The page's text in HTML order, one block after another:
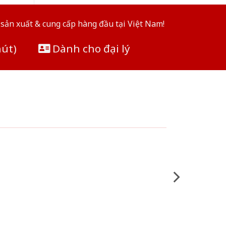
xuất & cung cấp hàng đầu tại Việt Nam!
Dành cho đại lý